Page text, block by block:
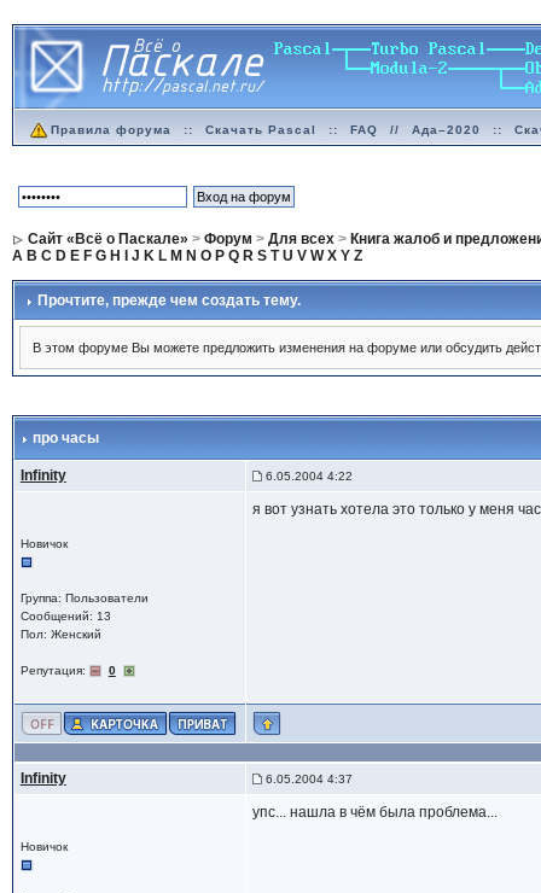
Правила форума :: Скачать Pascal :: FAQ // Ада–2020 ::
Сайт «Всё о Паскале» > Форум > Для всех> Книга жалоб и
A B C D E F G H J K L M N O P Q R S T U V W X Y Z
Прочтите, прежде чем создать тему.
В этом форуме Вы можете предложить изменения на форуме или обсудить
про часы
Infinity 6.05.2004 4:22
Новичок
Группа: Пользователи
Сообщений: 13
Пол: Женский
Репутация: 0
я вот узнать хотела это только у меня
Infinity 6.05.2004 4:37
Новичок
упс... нашла в чём была проблема...